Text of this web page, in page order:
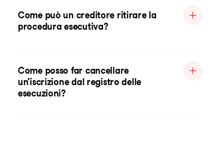
Come può un creditore ritirare la
procedura esecutiva?
Come posso far cancellare
un'iscrizione dal registro delle
esecuzioni?